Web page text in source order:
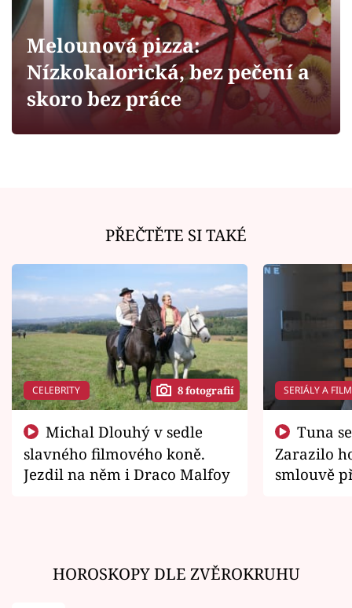
Sledujte prima+
Filmový festival Karlovy Vary
Sledujte nás
Melounová pizza:
Nízkokalorická, bez pečení a
skoro bez práce
PŘEČTĚTE SI TAKÉ
CELEBRITY 8 fotografií
slavného filmového koně.
Jezdil na něm i Draco Malfoy
SERIÁLY A
Zarazilo
smlouvě
HOROSKOPY DLE ZVĚROKRUHU